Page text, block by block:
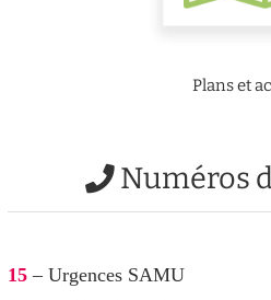
Plans et
Numéros
15 – Urgences SAMU